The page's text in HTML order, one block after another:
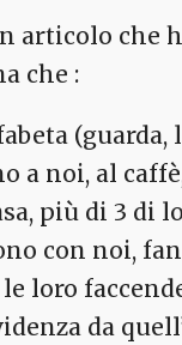
articolo che
che :
(guarda,
a noi, al
più di 3 di
con noi,
loro
da